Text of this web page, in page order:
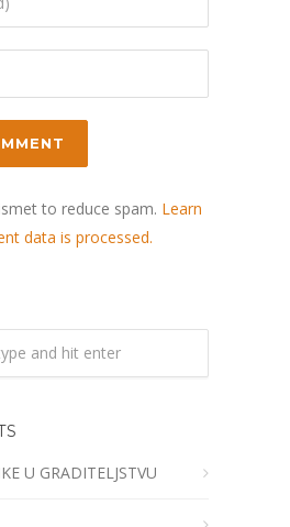
to reduce spam. Learn
data is processed.
U GRADITELJSTVU